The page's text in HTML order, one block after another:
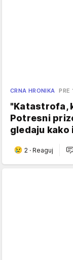
CRNA HRONIKA PRE
"Katastrofa,
Potresni
gledaju kako
2 · Reaguj